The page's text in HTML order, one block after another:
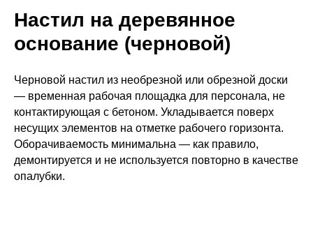
Настил на деревянное
основание (черновой)
Черновой настил из необрезной или обрезной доски
— временная рабочая площадка для персонала, не
контактирующая с бетоном. Укладывается поверх
несущих элементов на отметке рабочего горизонта.
Оборачиваемость минимальна — как правило,
демонтируется и не используется повторно в качестве
опалубки.